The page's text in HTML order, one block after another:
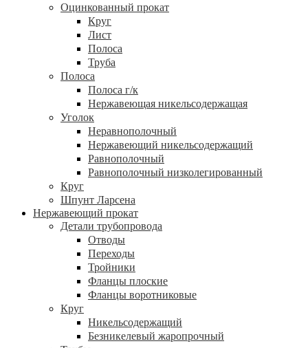
Оцинкованный прокат
Круг
Лист
Полоса
Труба
Полоса
Полоса г/к
Нержавеющая никельсодержащая
Уголок
Неравнополочный
Нержавеющий никельсодержащий
Равнополочный
Равнополочный низколегированный
Круг
Шпунт Ларсена
Нержавеющий прокат
Детали трубопровода
Отводы
Переходы
Тройники
Фланцы плоские
Фланцы воротниковые
Круг
Никельсодержащий
Безникелевый жаропрочный